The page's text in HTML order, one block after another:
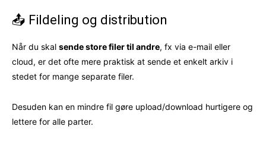
📤 Fildeling og distribution
Når du skal sende store filer til andre, fx via e-mail eller
cloud, er det ofte mere praktisk at sende et enkelt arkiv i
stedet for mange separate filer.
Desuden kan en mindre fil gøre upload/download hurtigere og
lettere for alle parter.